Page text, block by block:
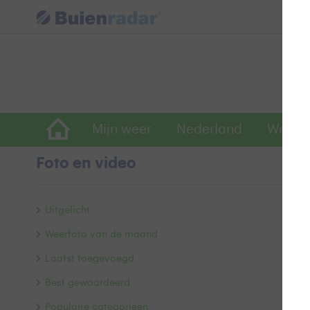
Mijn weer Nederland
Foto en video
Uitgelicht
Weerfoto van de maand
Laatst toegevoegd
Best gewaardeerd
Populaire categorieën